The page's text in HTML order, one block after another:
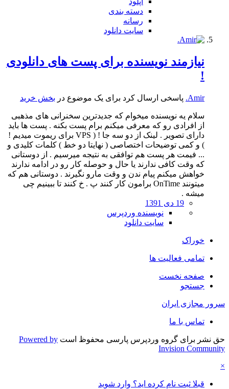
دسته بندی
رسانه
سایت دانلود
نیازمند نویسنده برای پست های دانلودی
!
Amir. پاسخی ارسال کرد برای یک موضوع در بخش خرید
سلام یه نویسنده میخوام که جدیدترین سخنرانی های مذهبی
از افرادی رو که معرفی میکنم برام پست بکنه . پست ها باید
دارای تصویر . لینک از دو سه جا ! ( VPS برای ریموت میدیم !
) و کمی توضیحات اختصاصی ( نهایتا دو خط ) کلمات کلیدی و
... فیمت هر پست هم توافقی به نتیجه میرسیم . از دوستانی
که وقت کافی ندارند یا حال و حوصله کار رو در ادامه ندارند
خواهش میکنم پیام ندن و وقت مارو نگیرند . دوستانی هم که
میتونند OnTime برامون کار کنند پ . خ کنند تا ببینیم چی
میشه .
19 دی 1391
نویسنده وردپرس
سایت دانلود
خوراک
تمامی فعالیت ها
صفحه نخست
جستجو
سرور مجازی ایران
تماس با ما
حق نشر برای گروه وردپرس پارسی محفوظ است Powered by
Invision Community
×
قبلا ثبت نام کرده اید؟ وارد شوید